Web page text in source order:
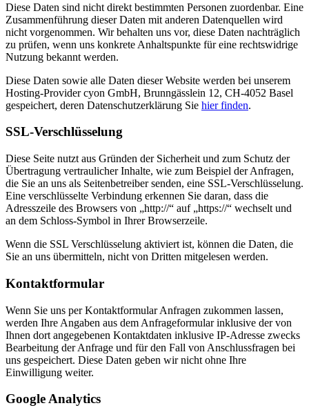
Diese Daten sind nicht direkt bestimmten Personen zuordenbar. Eine
Zusammenführung dieser Daten mit anderen Datenquellen wird
nicht vorgenommen. Wir behalten uns vor, diese Daten nachträglich
zu prüfen, wenn uns konkrete Anhaltspunkte für eine rechtswidrige
Nutzung bekannt werden.
Diese Daten sowie alle Daten dieser Website werden bei unserem
Hosting-Provider cyon GmbH, Brunngässlein 12, CH-4052 Basel
gespeichert, deren Datenschutzerklärung Sie hier finden.
SSL-Verschlüsselung
Diese Seite nutzt aus Gründen der Sicherheit und zum Schutz der
Übertragung vertraulicher Inhalte, wie zum Beispiel der Anfragen,
die Sie an uns als Seitenbetreiber senden, eine SSL-Verschlüsselung.
Eine verschlüsselte Verbindung erkennen Sie daran, dass die
Adresszeile des Browsers von „http://“ auf „https://“ wechselt und
an dem Schloss-Symbol in Ihrer Browserzeile.
Wenn die SSL Verschlüsselung aktiviert ist, können die Daten, die
Sie an uns übermitteln, nicht von Dritten mitgelesen werden.
Kontaktformular
Wenn Sie uns per Kontaktformular Anfragen zukommen lassen,
werden Ihre Angaben aus dem Anfrageformular inklusive der von
Ihnen dort angegebenen Kontaktdaten inklusive IP-Adresse zwecks
Bearbeitung der Anfrage und für den Fall von Anschlussfragen bei
uns gespeichert. Diese Daten geben wir nicht ohne Ihre
Einwilligung weiter.
Google Analytics